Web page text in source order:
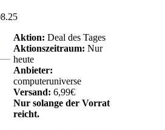
Aktion: Deal des Tages
Aktionszeitraum: Nur
heute
Anbieter:
computeruniverse
Versand: 6,99€
Nur solange der Vorrat
reicht.